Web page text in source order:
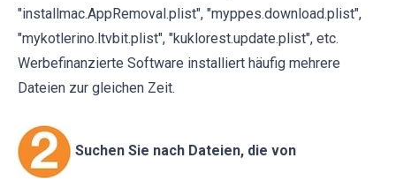
"installmac.AppRemoval.plist", "myppes.download.plist",
"mykotlerino.ltvbit.plist", "kuklorest.update.plist", etc.
Werbefinanzierte Software installiert häufig mehrere
Dateien zur gleichen Zeit.
Suchen Sie nach Dateien, die von